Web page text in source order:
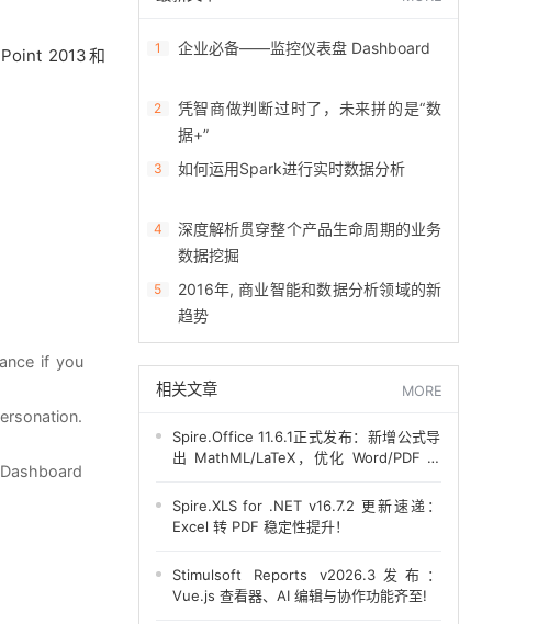
2013和
if you
1 企业必备——监控仪表盘 Dashboard
2
凭智商做判断过时了，未来拼的是“数
据+”
3 如何运用Spark进行实时数据分析
4
深度解析贯穿整个产品生命周期的业务
数据挖掘
5
2016年, 商业智能和数据分析领域的新
趋势
相关文章 MORE
Spire.Office 11.6.1正式发布：新增公式导
出 MathML/LaTeX，优化 Word/PDF 转
Spire.XLS for .NET v16.7.2 更新速递：
Excel 转 PDF 稳定性提升！
Stimulsoft Reports v2026.3发布：
Vue.js 查看器、AI 编辑与协作功能齐至!